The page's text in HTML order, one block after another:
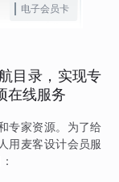
电子会员卡
目录，实现专
在线服务
专家资源。为了给
用麦客设计会员服